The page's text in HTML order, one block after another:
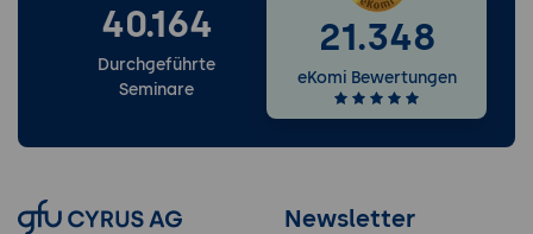
40.164
Durchgeführte
Seminare
21.348
eKomi Bewertungen
Newsletter